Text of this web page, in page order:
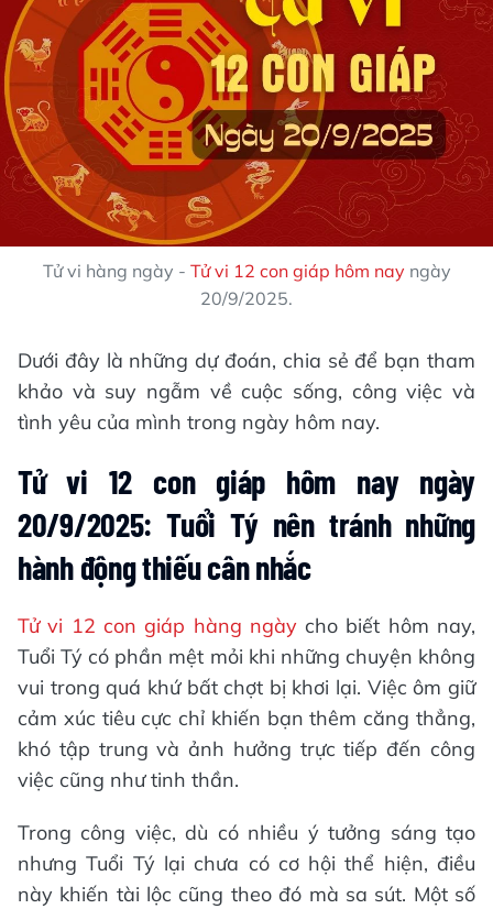
Tử vi hàng ngày - Tử vi 12 con giáp hôm nay ngày
20/9/2025.
Dưới đây là những dự đoán, chia sẻ để bạn tham
khảo và suy ngẫm về cuộc sống, công việc và
tình yêu của mình trong ngày hôm nay.
Tử vi 12 con giáp hôm nay ngày
20/9/2025: Tuổi Tý nên tránh những
hành động thiếu cân nhắc
Tử vi 12 con giáp hàng ngày cho biết hôm nay,
Tuổi Tý có phần mệt mỏi khi những chuyện không
vui trong quá khứ bất chợt bị khơi lại. Việc ôm giữ
cảm xúc tiêu cực chỉ khiến bạn thêm căng thẳng,
khó tập trung và ảnh hưởng trực tiếp đến công
việc cũng như tinh thần.
Trong công việc, dù có nhiều ý tưởng sáng tạo
nhưng Tuổi Tý lại chưa có cơ hội thể hiện, điều
này khiến tài lộc cũng theo đó mà sa sút. Một số